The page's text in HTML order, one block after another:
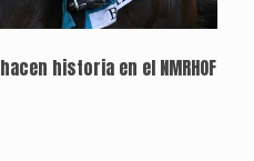
historia en el NMRHOF